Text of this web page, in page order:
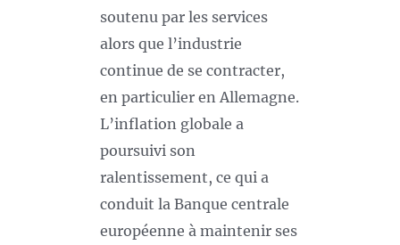
soutenu par les services
alors que l’industrie
continue de se contracter,
en particulier en Allemagne.
L’inflation globale a
poursuivi son
ralentissement, ce qui a
conduit la Banque centrale
européenne à maintenir ses